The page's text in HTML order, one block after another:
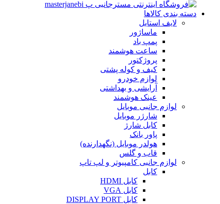
دسته بندی کالاها
لایف استایل
ماساژور
پمپ باد
ساعت هوشمند
پروژکتور
کیف و کوله پشتی
لوازم خودرو
آرایشی و بهداشتی
عینک هوشمند
لوازم جانبی موبایل
شارژر موبایل
کابل شارژ
پاور بانک
هولدر موبایل (نگهدارنده)
قاب و گلس
لوازم جانبی کامپیوتر و لپ تاپ
کابل
کابل HDMI
کابل VGA
کابل DISPLAY PORT